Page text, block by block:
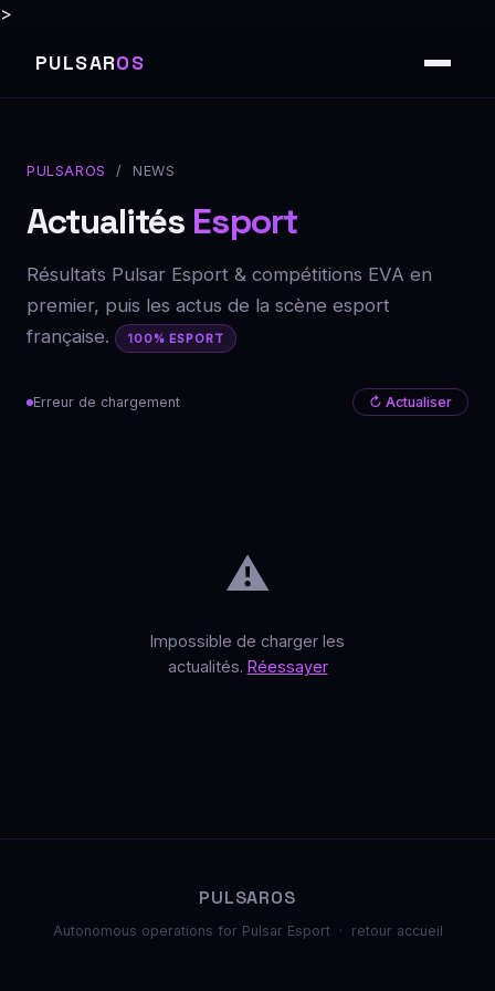
>
PULSAROS
PULSAROS / NEWS
Actualités Esport
Résultats Pulsar Esport & compétitions EVA en
premier, puis les actus de la scène esport
française.
100% ESPORT
Erreur de chargement ↻ Actualiser
⚠️
Impossible de charger les
actualités. Réessayer
PULSAROS
Autonomous operations for Pulsar Esport · retour accueil